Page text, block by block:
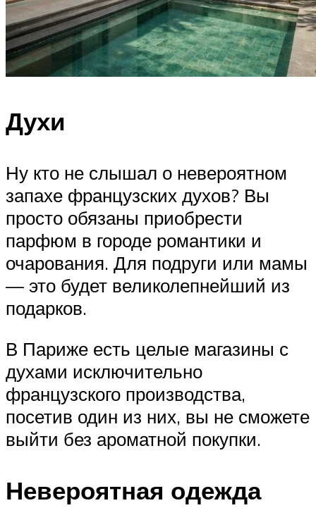
Духи
Ну кто не слышал о невероятном
запахе французских духов? Вы
просто обязаны приобрести
парфюм в городе романтики и
очарования. Для подруги или мамы
— это будет великолепнейший из
подарков.
В Париже есть целые магазины с
духами исключительно
французского производства,
посетив один из них, вы не сможете
выйти без ароматной покупки.
Невероятная одежда